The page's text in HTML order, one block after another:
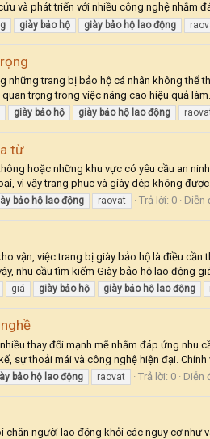
và phát triển với nhiều công nghệ nhằm
giày bảo hộ giày bảo hộ lao động
những trang bị bảo hộ cá nhân không
trọng trong việc nâng cao hiệu quả
giày bảo hộ giày bảo hộ lao động
từ
hoặc những khu vực có yêu cầu an
vì vậy trang phục và giày dép không được...
bảo hộ lao động raovat Trả lời: 0 Diễn
vận, việc trang bị giày bảo hộ là điều
nhu cầu tìm kiếm Giày bảo hộ lao động
giá giày bảo hộ giày bảo hộ lao động
thay đổi mạnh mẽ nhằm đáp ứng
sự thoải mái và công nghệ hiện đại. Chính vì
bảo hộ lao động raovat Trả lời: 0 Diễn
người lao động khỏi các nguy cơ